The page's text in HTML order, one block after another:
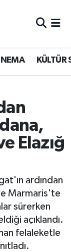
KÜLTÜR
Elazığ
ardından
Marmaris'te
sürerken
açıklandı.
felaleketle